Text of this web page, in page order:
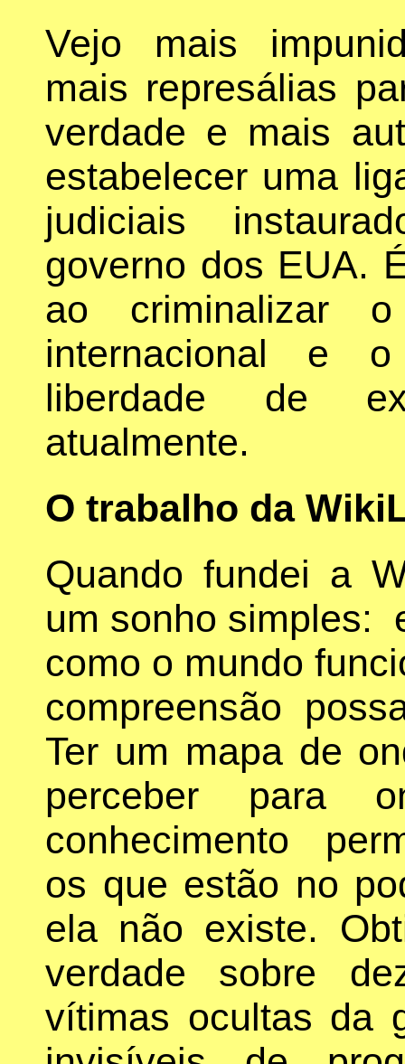
Vejo mais
mais represálias
verdade e mais
estabelecer uma
judiciais
governo dos EUA.
ao criminalizar
internacional e
liberdade de
atualmente.
O trabalho da
Quando fundei a
um sonho simples:
como o mundo
compreensão
Ter um mapa de
perceber para
conhecimento
os que estão no
ela não existe.
verdade sobre
vítimas ocultas da